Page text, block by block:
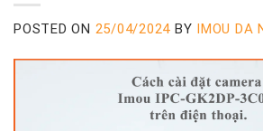
POSTED ON 25/04/2024 BY IMOU DA